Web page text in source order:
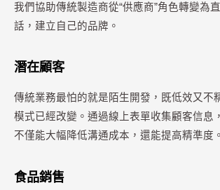
我們協助傳統製造商從“供應商”角色轉變為
話，建立自己的品牌。
潛在顧客
傳統業務最怕的就是陌生開發，既低效又不
模式已經改變。通過線上表單收集顧客信息
不僅能大幅降低溝通成本，還能提高精準度。
食品銷售